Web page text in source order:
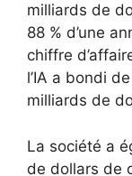
milliards de
88 % d’une
chiffre
l’IA a bondi
milliards de
La société a
de dollars de